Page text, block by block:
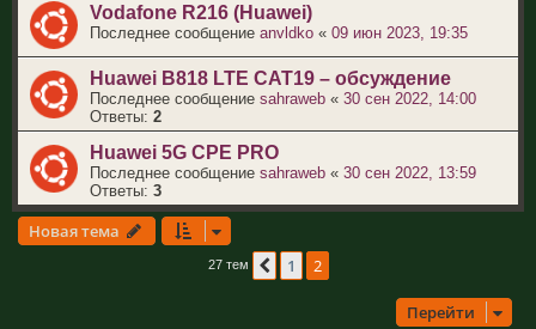
Vodafone R216 (Huawei)
Последнее сообщение anvldko « 09 июн 2023, 19:35
Huawei B818 LTE CAT19 – обсуждение
Последнее сообщение sahraweb « 30 сен 2022, 14:00
Ответы: 2
Huawei 5G CPE PRO
Последнее сообщение sahraweb « 30 сен 2022, 13:59
Ответы: 3
Новая тема
27 тем Пред.
1 2
Перейти